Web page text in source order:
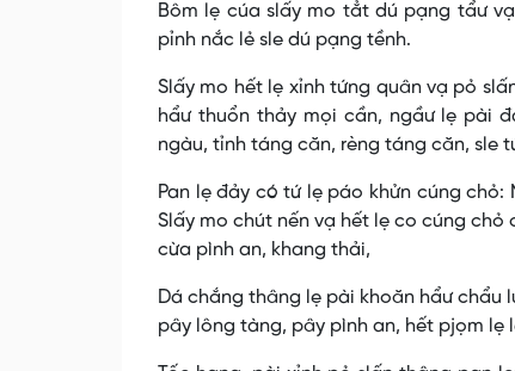
Bôm lẹ cúa slấy mo tẳt dú pạng tẩư
pỉnh nắc lẻ sle dú pạng tềnh.
Slấy mo hết lẹ xỉnh tứng quân vạ pỏ
hẩư thuổn thảy mọi cần, ngầư lẹ pài
ngàu, tỉnh táng căn, rèng táng căn, sle
Pan lẹ đảy có tứ lẹ páo khửn cúng
Slấy mo chút nến vạ hết lẹ co cúng
cừa pình an, khang thải,
Dá chắng thâng lẹ pài khoăn hẩư chẩu
pây lông tàng, pây pình an, hết pjọm lẹ